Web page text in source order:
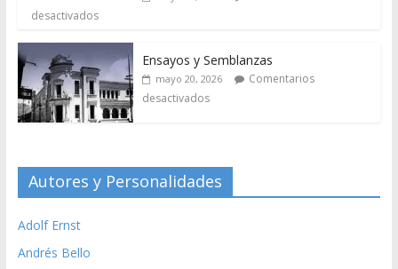
desactivados
Ensayos y Semblanzas
mayo 20, 2026
Comentarios
desactivados
Autores y Personalidades
Adolf Ernst
Andrés Bello